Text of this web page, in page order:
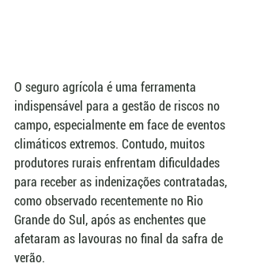
O seguro agrícola é uma ferramenta
indispensável para a gestão de riscos no
campo, especialmente em face de eventos
climáticos extremos. Contudo, muitos
produtores rurais enfrentam dificuldades
para receber as indenizações contratadas,
como observado recentemente no Rio
Grande do Sul, após as enchentes que
afetaram as lavouras no final da safra de
verão.